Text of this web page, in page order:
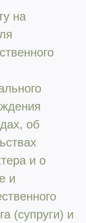
на
об
и о
и
(супруги) и